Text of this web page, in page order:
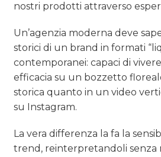
nostri prodotti attraverso
Un’agenzia moderna deve
storici di un brand in formati
contemporanei: capaci di
efficacia su un bozzetto
storica quanto in un video
su Instagram.
La vera differenza la fa la
trend, reinterpretandoli senza